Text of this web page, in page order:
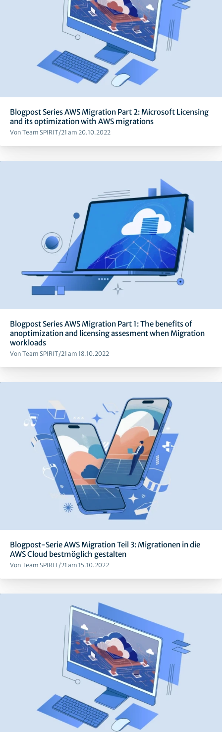
Blogpost Series AWS Migration Part 2: Microsoft Licensing
and its optimization with AWS migrations
Von Team SPIRIT/21 am 20.10.2022
Blogpost Series AWS Migration Part 1: The benefits of
anoptimization and licensing assesment when Migration
workloads
Von Team SPIRIT/21 am 18.10.2022
Blogpost-Serie AWS Migration Teil 3: Migrationen in die
AWS Cloud bestmöglich gestalten
Von Team SPIRIT/21 am 15.10.2022